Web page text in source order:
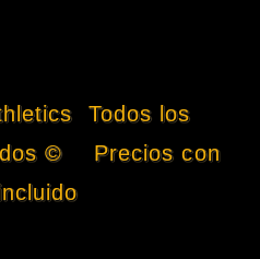
Todos los
© Precios con